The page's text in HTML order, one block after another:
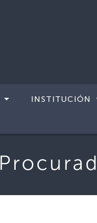
INSTITUCIÓN